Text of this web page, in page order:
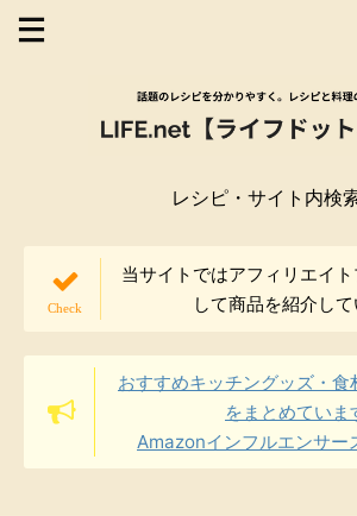
レシピ・サイト内検
当サイトではアフィリエイ
して商品を紹介して
おすすめキッチングッズ・
をまとめていま
Amazonインフルエンサー